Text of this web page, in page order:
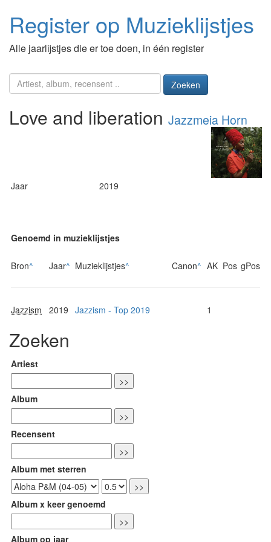
Register op Muzieklijstjes
Alle jaarlijstjes die er toe doen, in één register
Zoeken
Love and liberation Jazzmeia Horn
Jaar 2019
Genoemd in muzieklijstjes
Bron^ Jaar^ Muzieklijstjes^ Canon^ AK Pos gPos
Jazzism 2019 Jazzism - Top 2019 1
Zoeken
Artiest
Album
Recensent
Album met sterren
Album x keer genoemd
Album op jaar